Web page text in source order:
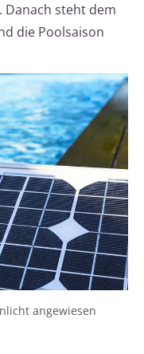
steht dem
die Poolsaison
angewiesen